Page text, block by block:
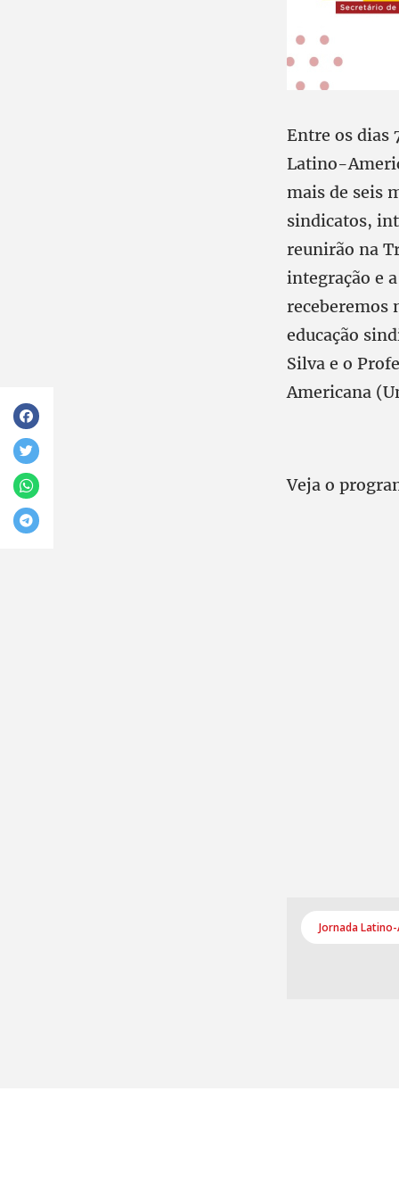
Entre os dias
Latino-
mais de seis
sindicatos,
reunirão na
integração e
receberemos
educação
Silva e o
Americana
Veja o
Jornada